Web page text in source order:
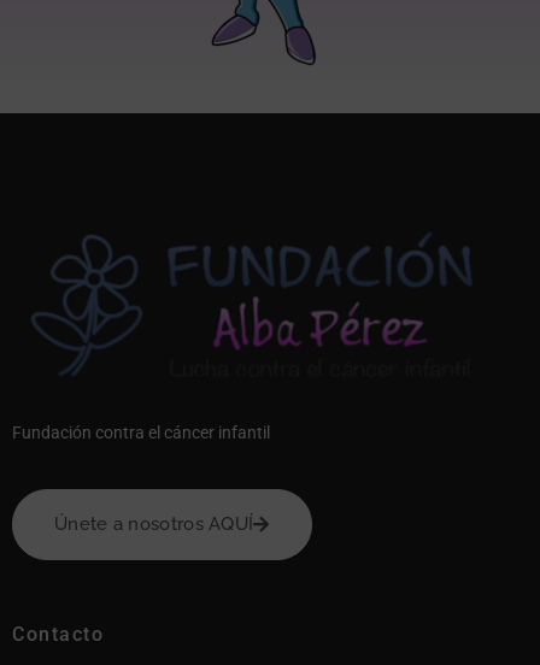
Fundación contra el cáncer infantil
Únete a nosotros AQUÍ
Contacto